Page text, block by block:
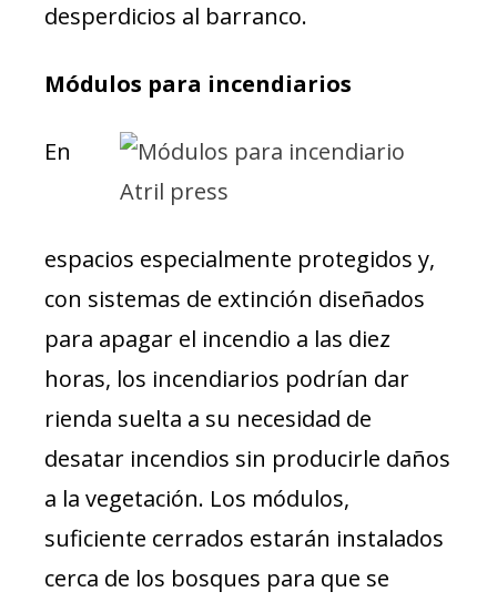
desperdicios al barranco.
Módulos para incendiarios
En
espacios especialmente protegidos y,
con sistemas de extinción diseñados
para apagar el incendio a las diez
horas, los incendiarios podrían dar
rienda suelta a su necesidad de
desatar incendios sin producirle daños
a la vegetación. Los módulos,
suficiente cerrados estarán instalados
cerca de los bosques para que se